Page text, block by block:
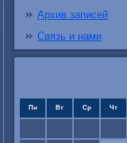
Архив записей
Связь и нами
Пн Вт Ср Чт